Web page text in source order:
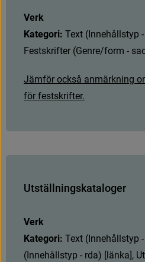
Verk
Kategori: Text (Innehållstyp -
Festskrifter (Genre/form - sa
Jämför också anmärkning o
för festskrifter.
Utstä ningskata oger
Verk
Kategori: Text (Innehållstyp -
(Innehållstyp - rda) [länka], Ut